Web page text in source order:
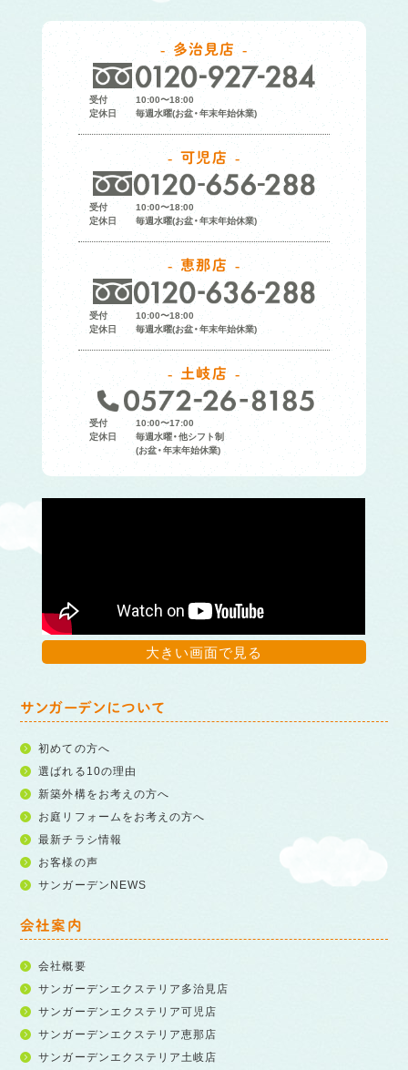
多治見店
受付
10:00〜18:00
定休日
毎週水曜(お盆・年末年始休業)
可児店
受付
10:00〜18:00
定休日
毎週水曜(お盆・年末年始休業)
恵那店
受付
10:00〜18:00
定休日
毎週水曜(お盆・年末年始休業)
土岐店
受付
10:00〜17:00
定休日
毎週水曜・他シフト制
(お盆・年末年始休業)
大きい画面で見る
サンガーデンについて
初めての方へ
選ばれる10の理由
新築外構をお考えの方へ
お庭リフォームをお考えの方へ
最新チラシ情報
お客様の声
サンガーデンNEWS
会社案内
会社概要
サンガーデンエクステリア多治見店
サンガーデンエクステリア可児店
サンガーデンエクステリア恵那店
サンガーデンエクステリア土岐店